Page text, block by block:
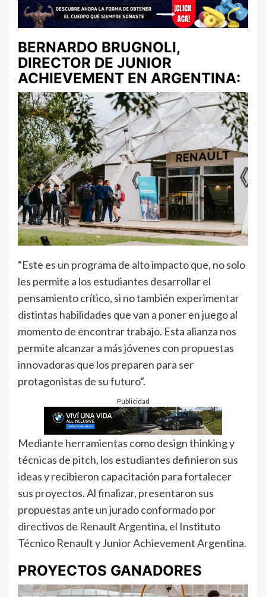
BERNARDO BRUGNOLI,
DIRECTOR DE JUNIOR
ACHIEVEMENT EN ARGENTINA:
“Este es un programa de alto impacto que, no solo
les permite a los estudiantes desarrollar el
pensamiento crítico, si no también experimentar
distintas habilidades que van a poner en juego al
momento de encontrar trabajo. Esta alianza nos
permite alcanzar a más jóvenes con propuestas
innovadoras que los preparen para ser
protagonistas de su futuro”.
Publicidad
Mediante herramientas como design thinking y
técnicas de pitch, los estudiantes definieron sus
ideas y recibieron capacitación para fortalecer
sus proyectos. Al finalizar, presentaron sus
propuestas ante un jurado conformado por
directivos de Renault Argentina, el Instituto
Técnico Renault y Junior Achievement Argentina.
PROYECTOS GANADORES